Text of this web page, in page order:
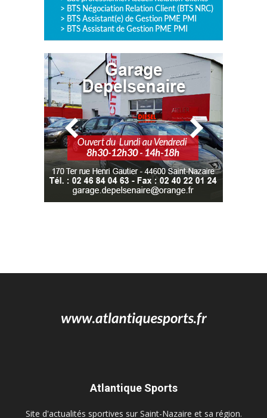
Atlantique Sports
Site d'actualités sportives sur Saint-Nazaire et sa région.